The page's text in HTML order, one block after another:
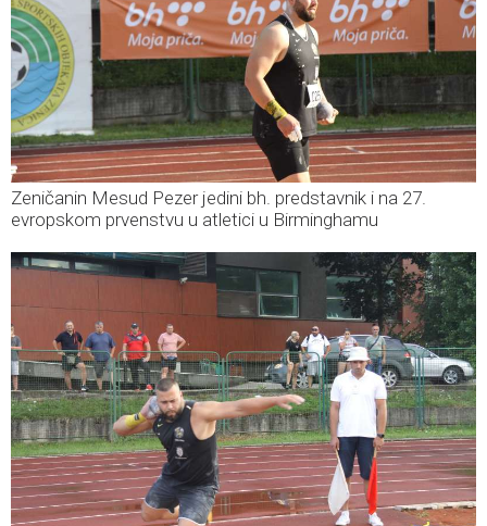
Zeničanin Mesud Pezer jedini bh. predstavnik i na 27.
evropskom prvenstvu u atletici u Birminghamu